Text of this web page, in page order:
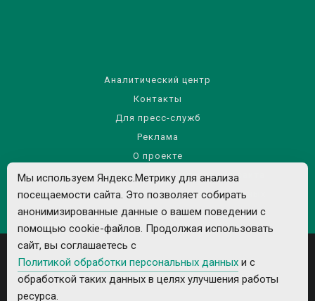
Аналитический центр
Контакты
Для пресс-служб
Реклама
О проекте
Правила использования материалов сайта
Политика обработки персональных данных
Мы используем Яндекс.Метрику для анализа
посещаемости сайта. Это позволяет собирать
анонимизированные данные о вашем поведении с
помощью cookie-файлов. Продолжая использовать
сайт, вы соглашаетесь с
Политикой обработки персональных данных и с
обработкой таких данных в целях улучшения работы
ресурса.